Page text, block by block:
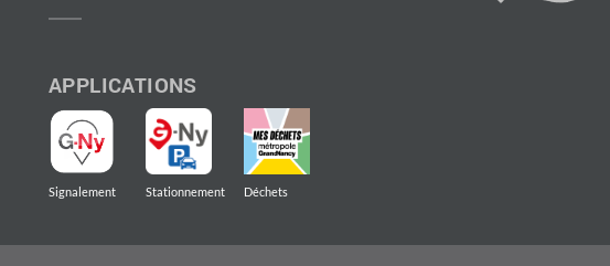
APPLICATIONS
Signalement Stationnement Déchets